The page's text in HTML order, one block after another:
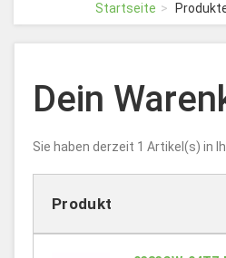
Startseite
Dein
Sie haben derzeit 1 Artikel(s) in
Produkt